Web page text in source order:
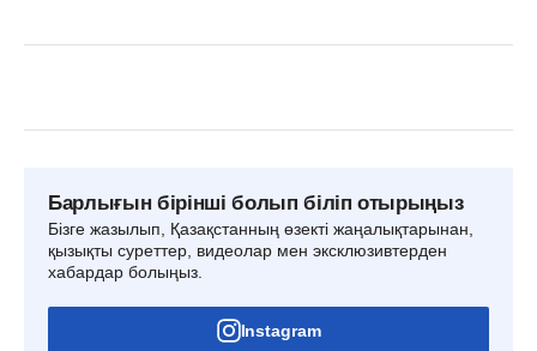
Барлығын бірінші болып біліп отырыңыз
Бізге жазылып, Қазақстанның өзекті жаңалықтарынан,
қызықты суреттер, видеолар мен эксклюзивтерден
хабардар болыңыз.
Instagram